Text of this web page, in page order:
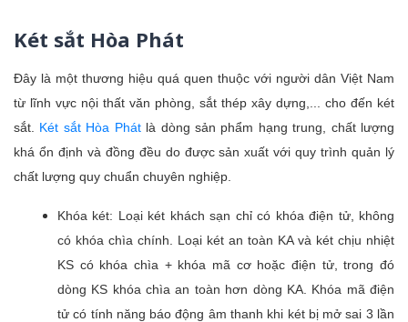
Két sắt Hòa Phát
Đây là một thương hiệu quá quen thuộc với người dân Việt Nam
từ lĩnh vực nội thất văn phòng, sắt thép xây dựng,... cho đến két
sắt. Két sắt Hòa Phátlà dòng sản phẩm hạng trung, chất lượng
khá ổn định và đồng đều do được sản xuất với quy trình quản lý
chất lượng quy chuẩn chuyên nghiệp.
Khóa két: Loại két khách sạn chỉ có khóa điện tử, không
có khóa chìa chính. Loại két an toàn KA và két chịu nhiệt
KS có khóa chìa + khóa mã cơ hoặc điện tử, trong đó
dòng KS khóa chìa an toàn hơn dòng KA. Khóa mã điện
tử có tính năng báo động âm thanh khi két bị mở sai 3 lần